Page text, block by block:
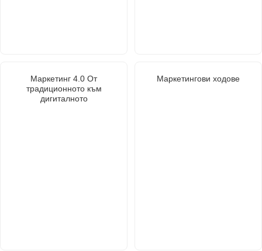
Маркетинг 4.0 От
традиционното към
дигиталното
Маркетингови ходове